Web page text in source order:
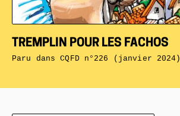
TREMPLIN POUR LES FACHOS
Paru dansCQFD n°226 (janvier 2024)